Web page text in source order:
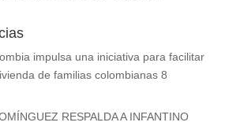
impulsa una iniciativa para facilitar
de familias colombianas 8
RESPALDA A INFANTINO